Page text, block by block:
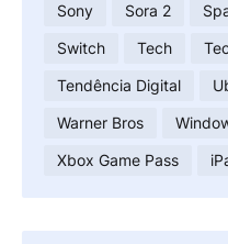
Sony
Sora 2
Switch
Tech
Tendência Digital
Warner Bros
Xbox Game Pass